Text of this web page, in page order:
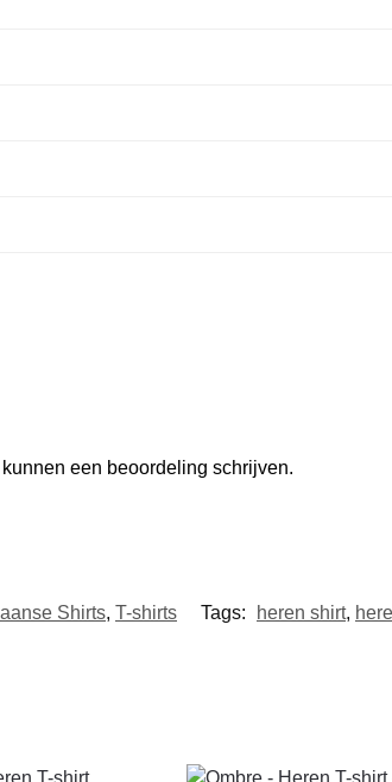
een beoordeling schrijven.
Shirts, T-shirts Tags: heren shirt,